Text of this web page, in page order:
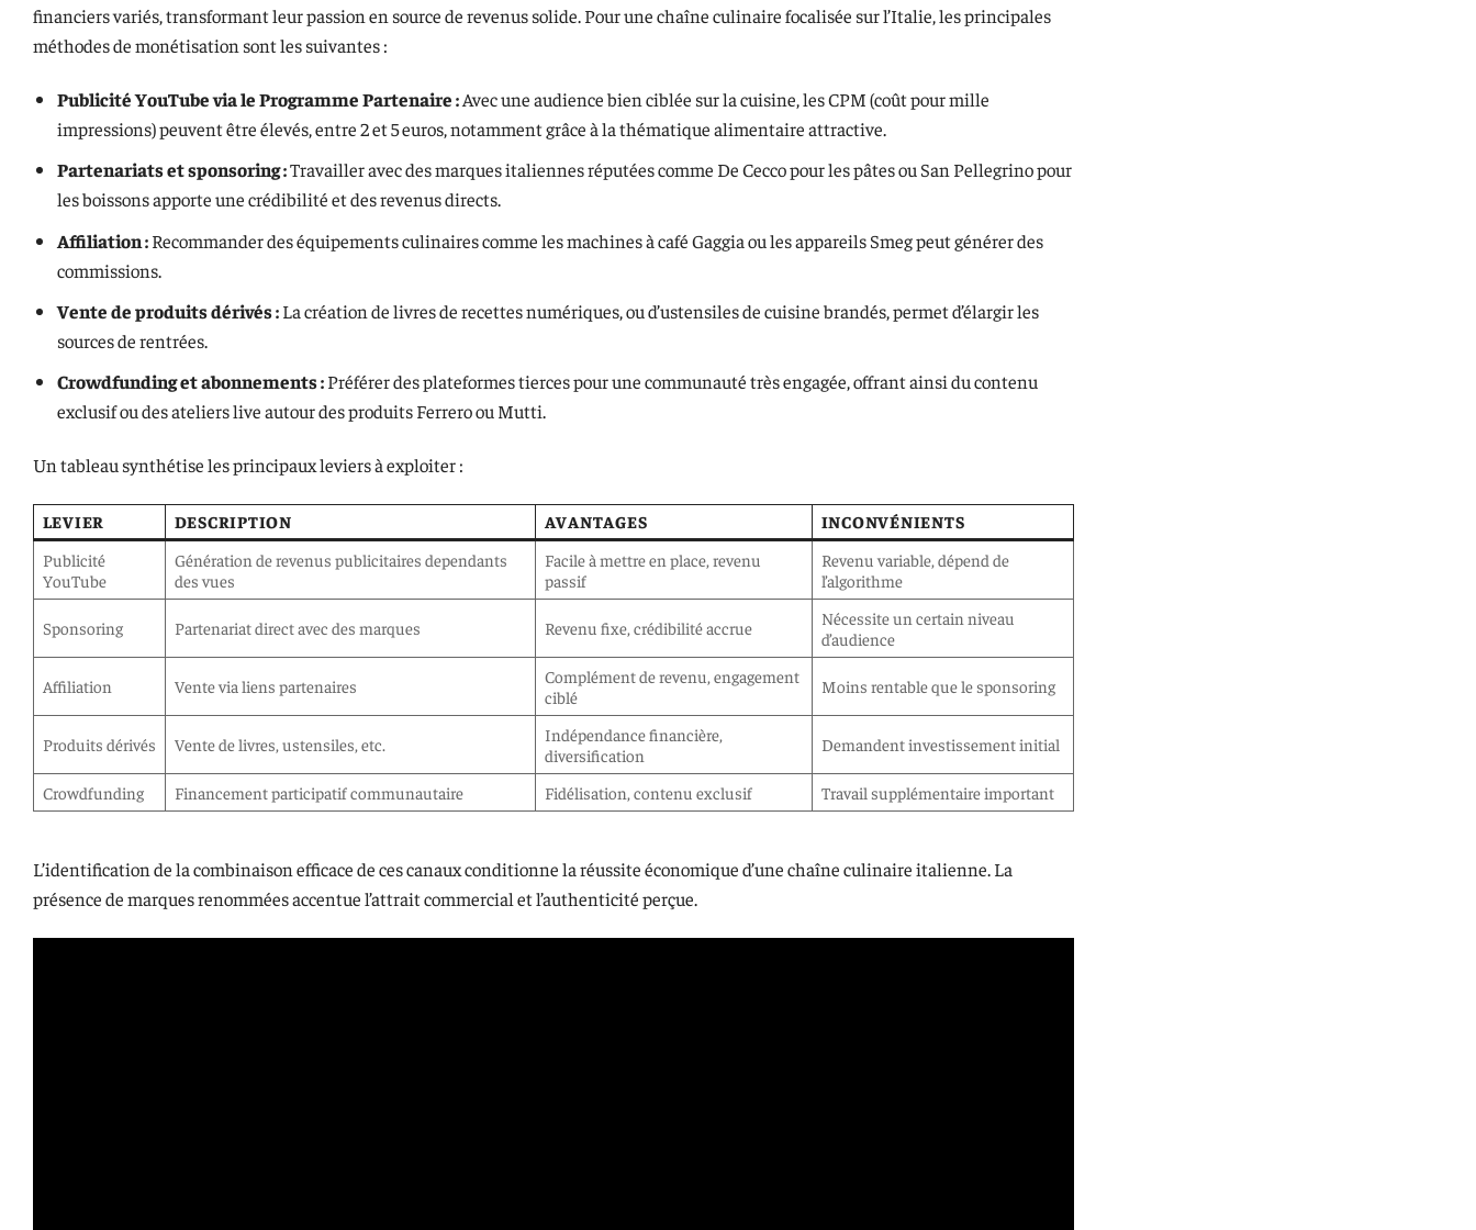
financiers variés, transformant leur passion en source de revenus solide. Pour une chaîne culinaire focalisée sur l’Italie, les principales
méthodes de monétisation sont les suivantes :
Publicité YouTube via le Programme Partenaire :Avec une audience bien ciblée sur la cuisine, les CPM (coût pour mille
impressions) peuvent être élevés, entre 2 et 5 euros, notamment grâce à la thématique alimentaire attractive.
Partenariats et sponsoring :Travailler avec des marques italiennes réputées comme De Cecco pour les pâtes ou San Pellegrino pour
les boissons apporte une crédibilité et des revenus directs.
Affiliation :Recommander des équipements culinaires comme les machines à café Gaggia ou les appareils Smeg peut générer des
commissions.
Vente de produits dérivés :La création de livres de recettes numériques, ou d’ustensiles de cuisine brandés, permet d’élargir les
sources de rentrées.
Crowdfunding et abonnements :Préférer des plateformes tierces pour une communauté très engagée, offrant ainsi du contenu
exclusif ou des ateliers live autour des produits Ferrero ou Mutti.
Un tableau synthétise les principaux leviers à exploiter :
LEVIER DESCRIPTION AVANTAGES
INCONVÉNIENTS
Publicité
YouTube
Génération de revenus publicitaires dependants
des vues
Facile à mettre en place, revenu
passif
Revenu variable, dépend de
l’algorithme
Sponsoring Partenariat direct avec des marques Revenu fixe, crédibilité accrue
Nécessite un certain niveau
d’audience
Affiliation Vente via liens partenaires
Complément de revenu, engagement
ciblé
Moins rentable que le sponsoring
Produits dérivés Vente de livres, ustensiles, etc.
Indépendance financière,
diversification
Demandent investissement initial
Crowdfunding Financement participatif communautaire Fidélisation, contenu exclusif Travail supplémentaire important
L’identification de la combinaison efficace de ces canaux conditionne la réussite économique d’une chaîne culinaire italienne. La
présence de marques renommées accentue l’attrait commercial et l’authenticité perçue.